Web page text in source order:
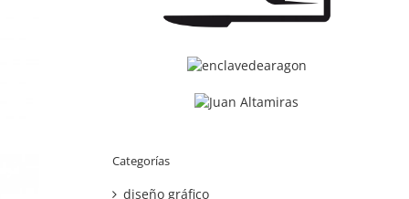
Categorías
diseño gráfico